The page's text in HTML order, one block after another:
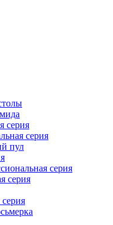
серия
серия
пул
серия
серия